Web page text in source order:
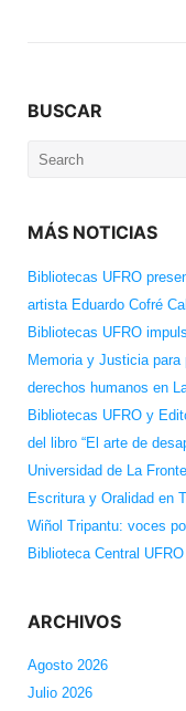
BUSCAR
Search
MÁS NOTICIAS
Bibliotecas UFRO
artista Eduardo Cofré
Bibliotecas UFRO
Memoria y Justicia para
derechos humanos en
Bibliotecas UFRO y
del libro “El arte de
Universidad de La
Escritura y Oralidad en
Wiñol Tripantu: voces
Biblioteca Central UFRO
ARCHIVOS
Agosto 2026
Julio 2026